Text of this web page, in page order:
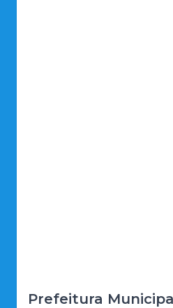
Prefeitura